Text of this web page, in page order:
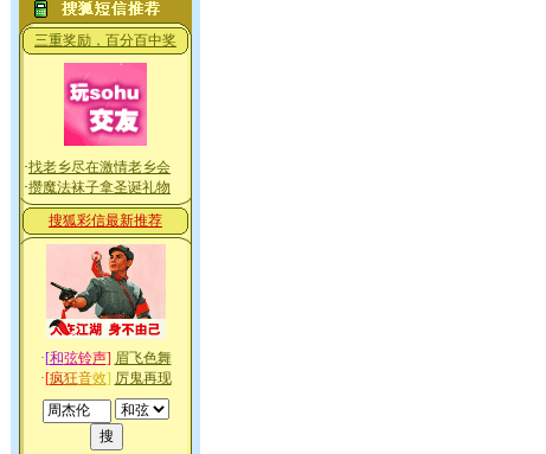
三重奖励，百分百中奖
·找老乡尽在激情老乡会
·攒魔法袜子拿圣诞礼物
搜狐彩信最新推荐
·[和弦铃声] 眉飞色舞
·[疯狂音效] 厉鬼再现